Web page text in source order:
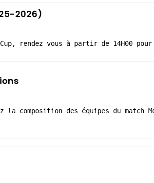
2026)
rendez vous à partir de 14H00 pour
la composition des équipes du